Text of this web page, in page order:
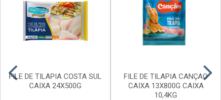
FILE DE TILAPIA COSTA SUL
CAIXA 24X500G
FILE DE TILAPIA CANÇAO
CAIXA 13X800G CAIXA
10,4KG